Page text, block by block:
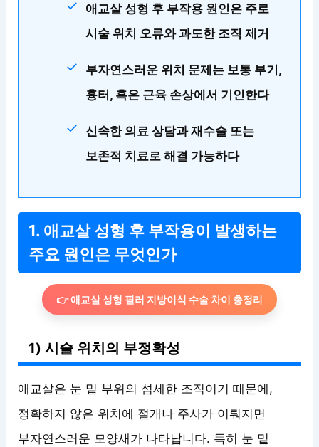
애교살 성형 후 부작용 원인은 주로
시술 위치 오류와 과도한 조직 제거
부자연스러운 위치 문제는 보통 부기,
흉터, 혹은 근육 손상에서 기인한다
신속한 의료 상담과 재수술 또는
보존적 치료로 해결 가능하다
1. 애교살 성형 후 부작용이 발생하는
주요 원인은 무엇인가
👉 애교살 성형 필러 지방이식 수술 차이 총정리
1) 시술 위치의 부정확성
애교살은 눈 밑 부위의 섬세한 조직이기 때문에,
정확하지 않은 위치에 절개나 주사가 이뤄지면
부자연스러운 모양새가 나타납니다. 특히 눈 밑